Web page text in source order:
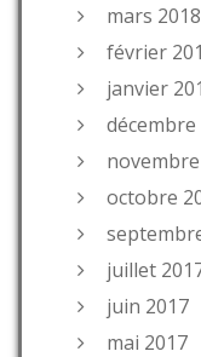
mars 2018
février
janvier
décembre
octobre
juillet
juin 2017
mai 2017